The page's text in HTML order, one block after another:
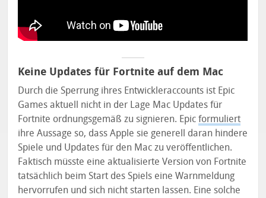
Keine Updates für Fortnite auf dem Mac
Durch die Sperrung ihres Entwickleraccounts ist Epic
Games aktuell nicht in der Lage Mac Updates für
Fortnite ordnungsgemäß zu signieren. Epicformuliert
ihre Aussage so, dass Apple sie generell daran hindere
Spiele und Updates für den Mac zu veröffentlichen.
Faktisch müsste eine aktualisierte Version von Fortnite
tatsächlich beim Start des Spiels eine Warnmeldung
hervorrufen und sich nicht starten lassen. Eine solche